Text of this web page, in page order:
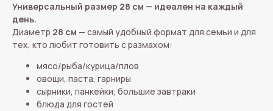
Универсальный размер 28 см — идеален на каждый
день.
Диаметр 28 см — самый удобный формат для семьи и для
тех, кто любит готовить с размахом:
мясо/рыба/курица/плов
овощи, паста, гарниры
сырники, панкейки, большие завтраки
блюда для гостей